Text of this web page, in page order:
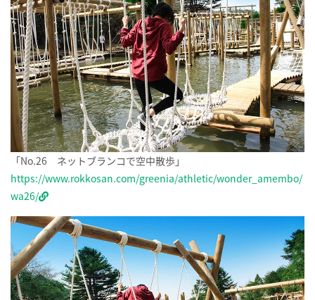
「No.26 ネットブランコで空中散歩」
https://www.rokkosan.com/greenia/athletic/wonder_amembo/
wa26/